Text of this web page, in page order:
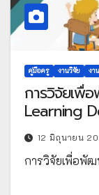
คู่มือครู งานวิจัย งา
การวิจัยเพื่
Learning
12 มิถุนายน
การวิจัยเพื่อพั